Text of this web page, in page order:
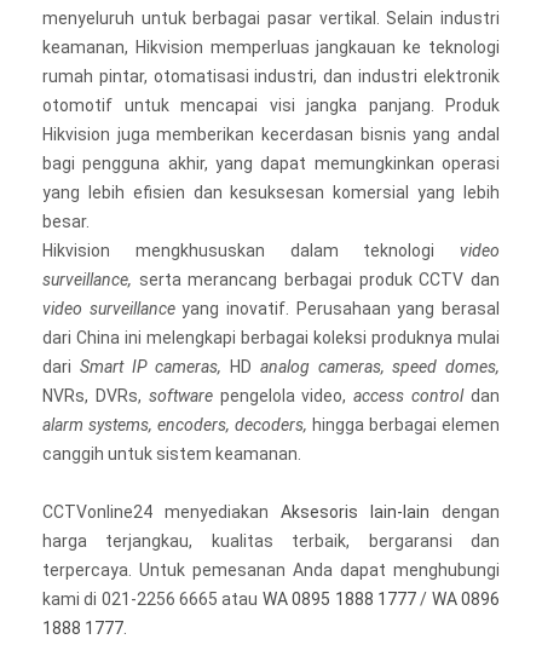
menyeluruh untuk berbagai pasar vertikal. Selain industri
keamanan, Hikvision memperluas jangkauan ke teknologi
rumah pintar, otomatisasi industri, dan industri elektronik
otomotif untuk mencapai visi jangka panjang. Produk
Hikvision juga memberikan kecerdasan bisnis yang andal
bagi pengguna akhir, yang dapat memungkinkan operasi
yang lebih efisien dan kesuksesan komersial yang lebih
besar.
Hikvision mengkhususkan dalam teknologi video
surveillance, serta merancang berbagai produk CCTV dan
video surveillanceyang inovatif. Perusahaan yang berasal
dari China ini melengkapi berbagai koleksi produknya mulai
dari Smart IP cameras, HD analog cameras, speed domes,
NVRs, DVRs, softwarepengelola video,access controldan
alarm systems, encoders, decoders, hingga berbagai elemen
canggih untuk sistem keamanan.
CCTVonline24 menyediakan Aksesoris lain-lain dengan
harga terjangkau, kualitas terbaik, bergaransi dan
terpercaya. Untuk pemesanan Anda dapat menghubungi
kami di 021-2256 6665 atau WA 0895 1888 1777/ WA 0896
1888 1777